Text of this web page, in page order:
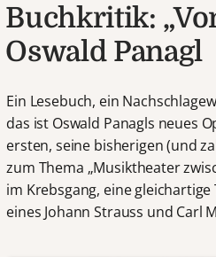
Buchkritik:
Oswald Panagl
Ein Lesebuch, ein
das ist Oswald Panagls neues
ersten, seine bisherigen (und
zum Thema „Musiktheater
im Krebsgang, eine
eines Johann Strauss und Carl